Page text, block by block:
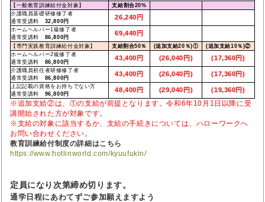
【一般教育訓練給付金対象】 支給割合20%
介護職員基礎研修修了者
通常受講料 32,800円
26,240円
ホームヘルパー1級修了者
通常受講料 86,800円
69,440円
【専門実践教育訓練給付金対象】 支給割合50％ (追加支給20％)① (追加支給10％)②
ホームヘルパー2級修了者
通常受講料 86,800円
43,400円 (26,040円) (17,360円)
介護職員初任者研修修了者
通常受講料 86,800円
43,400円 (26,040円) (17,360円)
上記記載の資格をお持ちでない方
通常受講料 96,800円
48,400円 (29,040円) (19,360円)
※追加支給②は、①の支給が前提となります。令和6年10月1日以降に受
講開始された方が対象です。
※支給の対象に該当するか、支給の手続きについては、ハローワークへ
お問い合わせください。
教育訓練給付制度の詳細はこちら
https://www.hotlinworld.com/kyuufukin/
定員になり次第締め切ります。
通学日程にあわてずご参加願えますよう